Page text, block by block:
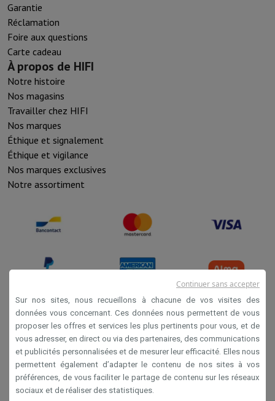
Garantie
Réclamation
Foire aux questions
Carte cadeau
À propos de HIFI
Notre histoire
Nos magasins
Travailler chez HIFI
Nos marques
Éthique et signalement
Éthique et vigilance
Nos marques exclusives
Notre assortiment
Conditions de vente
Privacy
Disclaimer
Cookies
Sur nos sites, nous recueillons à chacune de vos visites des
données vous concernant. Ces données nous permettent de vous
proposer les offres et services les plus pertinents pour vous, et de
vous adresser, en direct ou via des partenaires, des communications
et publicités personnalisées et de mesurer leur efficacité. Elles nous
permettent également d’adapter le contenu de nos sites à vos
préférences, de vous faciliter le partage de contenu sur les réseaux
sociaux et de réaliser des statistiques.
Continuer sans accepter